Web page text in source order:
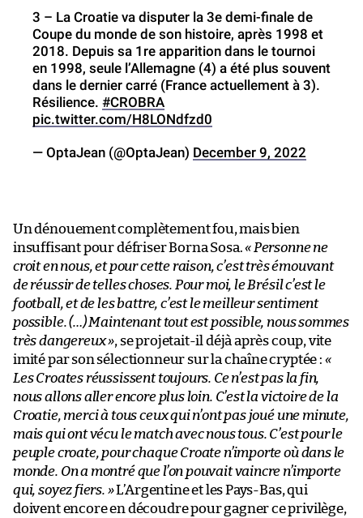
3 – La Croatie va disputer la 3e demi-finale de
Coupe du monde de son histoire, après 1998 et
2018. Depuis sa 1re apparition dans le tournoi
en 1998, seule l’Allemagne (4) a été plus souvent
dans le dernier carré (France actuellement à 3).
Résilience. #CROBRA
pic.twitter.com/H8LONdfzd0
— OptaJean (@OptaJean) December 9, 2022
Un dénouement complètement fou, mais bien
insuffisant pour défriser Borna Sosa.« Personne ne
croit en nous, et pour cette raison, c’est très émouvant
de réussir de telles choses. Pour moi, le Brésil c’est le
football, et de les battre, c’est le meilleur sentiment
possible. (…) Maintenant tout est possible, nous sommes
très dangereux », se projetait-il déjà après coup, vite
imité par son sélectionneur sur la chaîne cryptée : «
Les Croates réussissent toujours. Ce n’est pas la fin,
nous allons aller encore plus loin. C’est la victoire de la
Croatie, merci à tous ceux qui n’ont pas joué une minute,
mais qui ont vécu le match avec nous tous. C’est pour le
peuple croate, pour chaque Croate n’importe où dans le
monde. On a montré que l’on pouvait vaincre n’importe
qui, soyez fiers. »L’Argentine et les Pays-Bas, qui
doivent encore en découdre pour gagner ce privilège,